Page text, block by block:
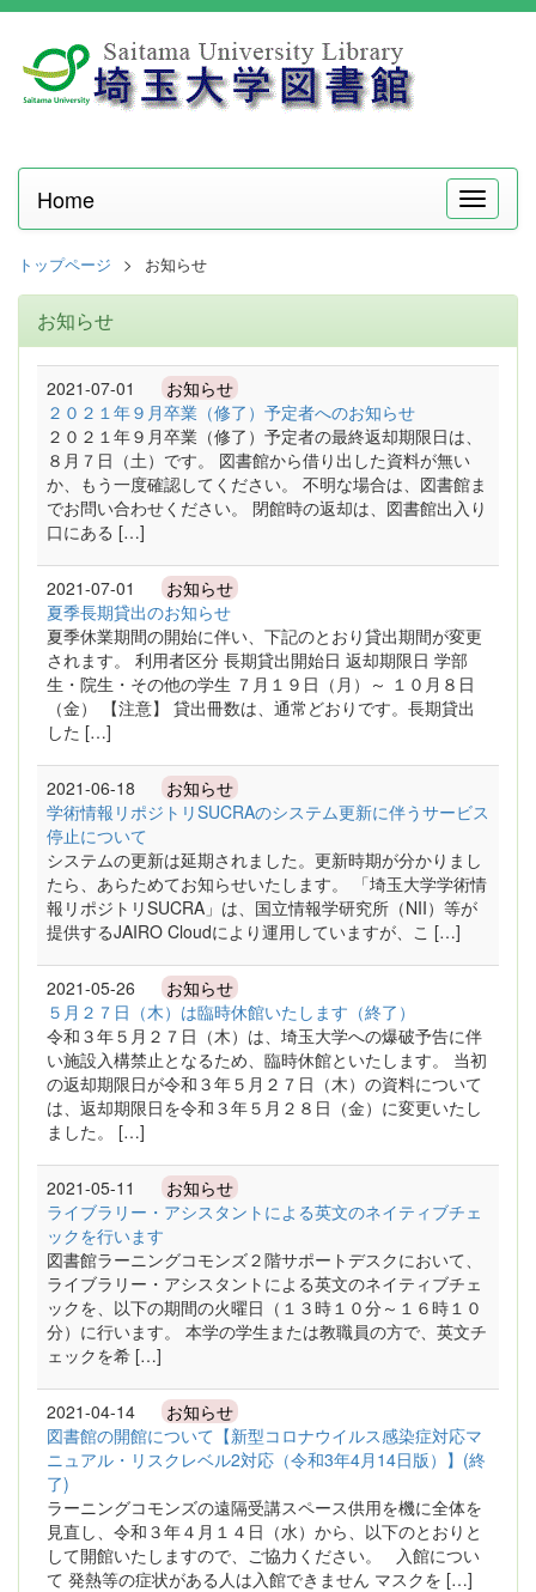
メ
ニ
Home
トップページ お知らせ
お知らせ
2021-07-01 お知らせ
２０２１年９月卒業（修了）予定者へのお知らせ
２０２１年９月卒業（修了）予定者の最終返却期限日は、
８月７日（土）です。 図書館から借り出した資料が無い
か、もう一度確認してください。 不明な場合は、図書館ま
でお問い合わせください。 閉館時の返却は、図書館出入り
口にある […]
2021-07-01 お知らせ
夏季長期貸出のお知らせ
夏季休業期間の開始に伴い、下記のとおり貸出期間が変更
されます。 利用者区分 長期貸出開始日 返却期限日 学部
生・院生・その他の学生 ７月１９日（月）～ １０月８日
（金） 【注意】 貸出冊数は、通常どおりです。長期貸出
した […]
2021-06-18 お知らせ
学術情報リポジトリSUCRAのシステム更新に伴うサービス
停止について
システムの更新は延期されました。更新時期が分かりまし
たら、あらためてお知らせいたします。 「埼玉大学学術情
報リポジトリSUCRA」は、国立情報学研究所（NII）等が
提供するJAIRO Cloudにより運用していますが、こ […]
2021-05-26 お知らせ
５月２７日（木）は臨時休館いたします（終了）
令和３年５月２７日（木）は、埼玉大学への爆破予告に伴
い施設入構禁止となるため、臨時休館といたします。 当初
の返却期限日が令和３年５月２７日（木）の資料について
は、返却期限日を令和３年５月２８日（金）に変更いたし
ました。 […]
2021-05-11 お知らせ
ライブラリー・アシスタントによる英文のネイティブチェ
ックを行います
図書館ラーニングコモンズ２階サポートデスクにおいて、
ライブラリー・アシスタントによる英文のネイティブチェ
ックを、以下の期間の火曜日（１３時１０分～１６時１０
分）に行います。 本学の学生または教職員の方で、英文チ
ェックを希 […]
2021-04-14 お知らせ
図書館の開館について【新型コロナウイルス感染症対応マ
ニュアル・リスクレベル2対応（令和3年4月14日版）】(終
了)
ラーニングコモンズの遠隔受講スペース供用を機に全体を
見直し、令和３年４月１４日（水）から、以下のとおりと
して開館いたしますので、ご協力ください。 入館につい
て 発熱等の症状がある人は入館できません マスクを […]